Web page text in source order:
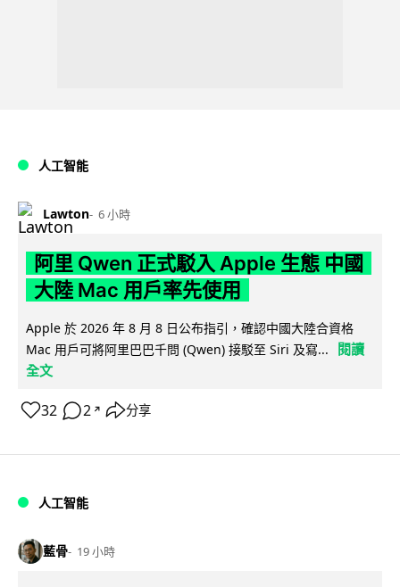
人工智能
Lawton 6 小時
阿里 Qwen 正式駁入 Apple 生態 中國
大陸 Mac 用戶率先使用
Apple 於 2026 年 8 月 8 日公布指引，確認中國大陸合資格
Mac 用戶可將阿里巴巴千問 (Qwen) 接駁至 Siri 及寫...
閱讀
全文
32 2 ↗ 分享
人工智能
藍骨 19 小時